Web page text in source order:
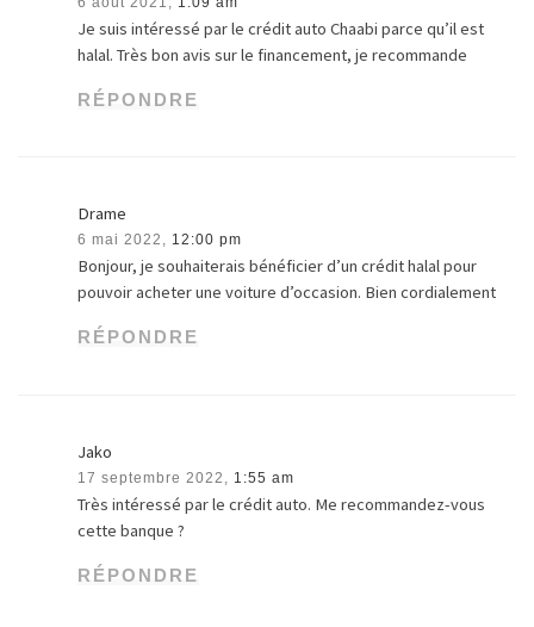
Je suis intéressé par le crédit auto Chaabi parce qu’il est
halal. Très bon avis sur le financement, je recommande
RÉPONDRE
Drame
6 mai 2022, 12:00 pm
Bonjour, je souhaiterais bénéficier d’un crédit halal pour
pouvoir acheter une voiture d’occasion. Bien cordialement
RÉPONDRE
Jako
17 septembre 2022, 1:55 am
Très intéressé par le crédit auto. Me recommandez-vous
cette banque ?
RÉPONDRE